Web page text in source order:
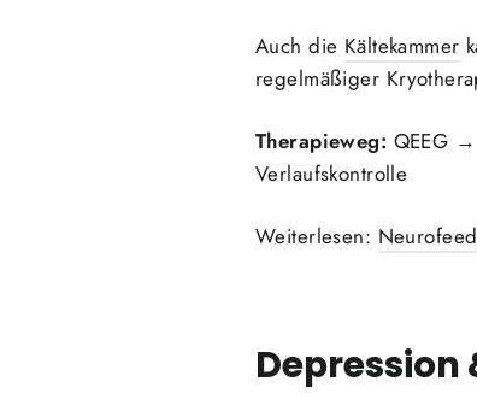
Auch die Kältekammer
regelmäßiger
Therapieweg: QEEG
Verlaufskontrolle
Weiterlesen:
Depression